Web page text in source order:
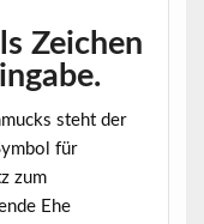
Zeichen
steht der
für
zum
Ehe